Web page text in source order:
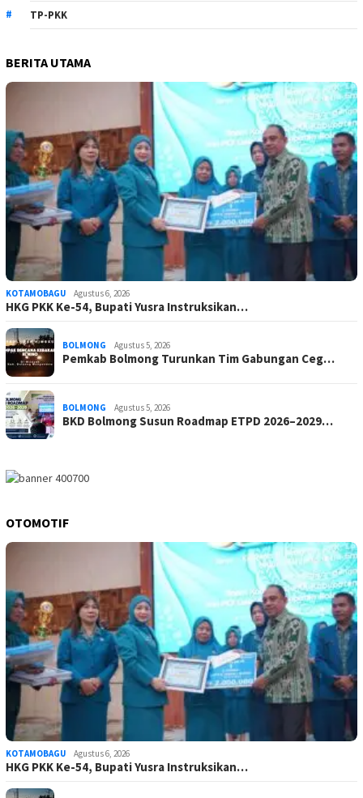
TP-PKK
BERITA UTAMA
KOTAMOBAGU Agustus 6, 2026
HKG PKK Ke-54, Bupati Yusra Instruksikan…
BOLMONG Agustus 5, 2026
Pemkab Bolmong Turunkan Tim Gabungan Ceg…
BOLMONG Agustus 5, 2026
BKD Bolmong Susun Roadmap ETPD 2026–2029…
OTOMOTIF
KOTAMOBAGU Agustus 6, 2026
HKG PKK Ke-54, Bupati Yusra Instruksikan…